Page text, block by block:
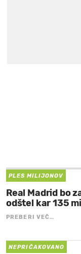
PLES MILIJONOV
Real Madrid bo
odštel kar 135
PREBERI VEČ…
NEPRIČAKOVANO